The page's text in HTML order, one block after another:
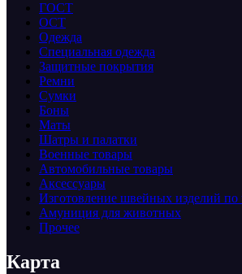
ГОСТ
ОСТ
Одежда
Специальная одежда
Защитные покрытия
Ремни
Сумки
Боны
Маты
Шатры и палатки
Военные товары
Автомобильные товары
Аксессуары
Изготовление швейных изделий по
Амуниция для животных
Прочее
Карта